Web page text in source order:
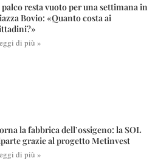
resta vuoto per una settimana in
Bovio: «Quanto costa ai
di più »
la fabbrica dell’ossigeno: la SOL
grazie al progetto Metinvest
di più »